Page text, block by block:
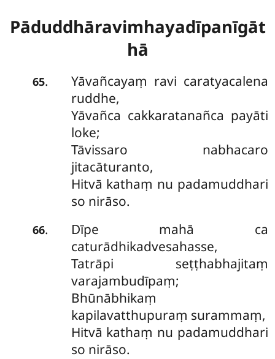
Pāduddhāravimhayadīpanīgāt
hā
65.
Yāvañcayaṃ ravi caratyacalena
ruddhe,
Yāvañca cakkaratanañca payāti
loke;
Tāvissaro nabhacaro
jitacāturanto,
Hitvā kathaṃ nu padamuddhari
so nirāso.
66.
Dīpe mahā ca
caturādhikadvesahasse,
Tatrāpi seṭṭhabhajitaṃ
varajambudīpaṃ;
Bhūnābhikaṃ
kapilavatthupuraṃ surammaṃ,
Hitvā kathaṃ nu padamuddhari
so nirāso.